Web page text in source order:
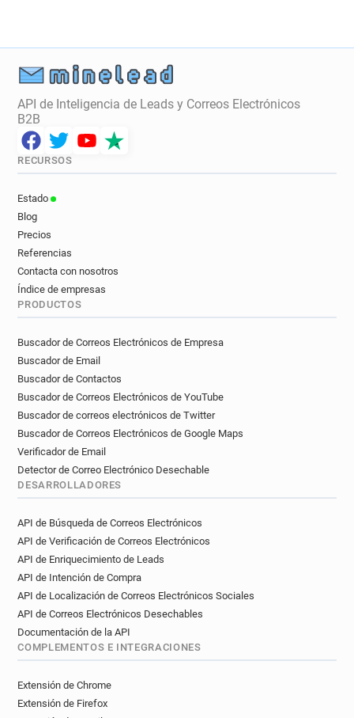
API de Inteligencia de Leads y Correos Electrónicos
B2B
RECURSOS
Estado
Blog
Precios
Referencias
Contacta con nosotros
Índice de empresas
PRODUCTOS
Buscador de Correos Electrónicos de Empresa
Buscador de Email
Buscador de Contactos
Buscador de Correos Electrónicos de YouTube
Buscador de correos electrónicos de Twitter
Buscador de Correos Electrónicos de Google Maps
Verificador de Email
Detector de Correo Electrónico Desechable
DESARROLLADORES
API de Búsqueda de Correos Electrónicos
API de Verificación de Correos Electrónicos
API de Enriquecimiento de Leads
API de Intención de Compra
API de Localización de Correos Electrónicos Sociales
API de Correos Electrónicos Desechables
Documentación de la API
COMPLEMENTOS E INTEGRACIONES
Extensión de Chrome
Extensión de Firefox